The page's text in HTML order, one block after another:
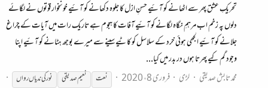
تحریکِ عشق پھر سے اٹھانے کو آئیے حسنِ ازل کا جلوہ دکھانے کو آئیے خونخوار قوتوں نے لگائے
دلوں پہ زخم اب مرہمِ نگاه لگانے کو آئیے آفات کا ہجوم ہے تاریک رات میں آیات کے چراغ
جلانے کو آئیے الجھی ہوئی خرد کے سلاسل کو کاٹیے سینے سے میرے بوجھ ہٹانے کو آئیے اپنا
وجود گم کیے پھرتا ہوں در بدر میں کیا...
محمد تابش صدیقی
لڑی فروری 8، 2020 نعت نعیم صدیقی نورکیندیاںرواں